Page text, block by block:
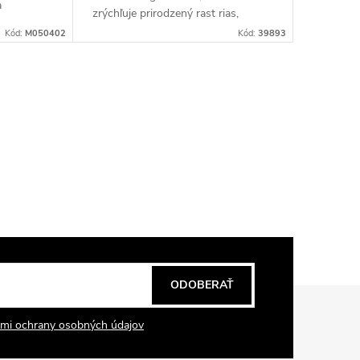
Kód: M050402
zrýchľuje prirodzený rast rias,
posilňuje ich štruktúru a dodáva im
Kód: 39893
ochrany osobných údajov
ODOBERAŤ